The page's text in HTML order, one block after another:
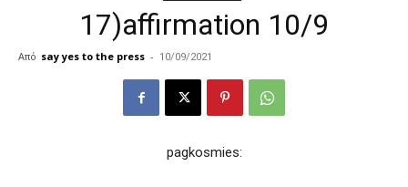
17)affirmation 10/9
Από say yes to the press - 10/09/2021
pagkosmies: